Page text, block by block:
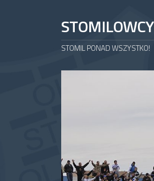
STOMILOWCY
STOMIL PONAD WSZYSTKO!